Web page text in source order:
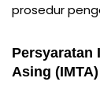
prosedur
Persyaratan
Asing (IMTA)